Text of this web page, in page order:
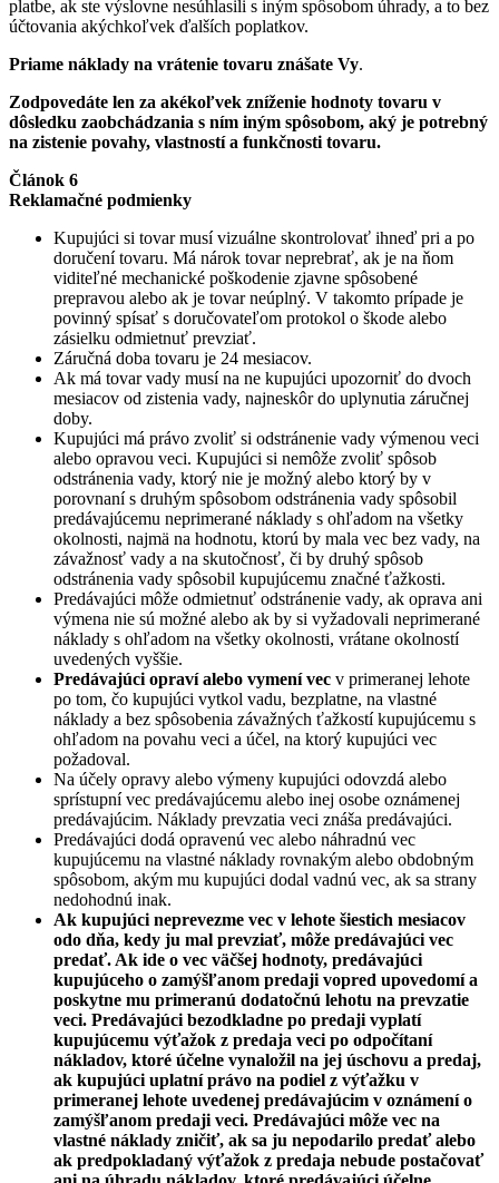
platbe, ak ste výslovne nesúhlasili s iným spôsobom úhrady, a to bez
účtovania akýchkoľvek ďalších poplatkov.
Priame náklady na vrátenie tovaru znášate Vy.
Zodpovedáte len za akékoľvek zníženie hodnoty tovaru v
dôsledku zaobchádzania s ním iným spôsobom, aký je potrebný
na zistenie povahy, vlastností a funkčnosti tovaru.
Článok 6
Reklamačné podmienky
Kupujúci si tovar musí vizuálne skontrolovať ihneď pri a po
doručení tovaru. Má nárok tovar neprebrať, ak je na ňom
viditeľné mechanické poškodenie zjavne spôsobené
prepravou alebo ak je tovar neúplný. V takomto prípade je
povinný spísať s doručovateľom protokol o škode alebo
zásielku odmietnuť prevziať.
Záručná doba tovaru je 24 mesiacov.
Ak má tovar vady musí na ne kupujúci upozorniť do dvoch
mesiacov od zistenia vady, najneskôr do uplynutia záručnej
doby.
Kupujúci má právo zvoliť si odstránenie vady výmenou veci
alebo opravou veci. Kupujúci si nemôže zvoliť spôsob
odstránenia vady, ktorý nie je možný alebo ktorý by v
porovnaní s druhým spôsobom odstránenia vady spôsobil
predávajúcemu neprimerané náklady s ohľadom na všetky
okolnosti, najmä na hodnotu, ktorú by mala vec bez vady, na
závažnosť vady a na skutočnosť, či by druhý spôsob
odstránenia vady spôsobil kupujúcemu značné ťažkosti.
Predávajúci môže odmietnuť odstránenie vady, ak oprava ani
výmena nie sú možné alebo ak by si vyžadovali neprimerané
náklady s ohľadom na všetky okolnosti, vrátane okolností
uvedených vyššie.
Predávajúci opraví alebo vymení vec v primeranej lehote
po tom, čo kupujúci vytkol vadu, bezplatne, na vlastné
náklady a bez spôsobenia závažných ťažkostí kupujúcemu s
ohľadom na povahu veci a účel, na ktorý kupujúci vec
požadoval.
Na účely opravy alebo výmeny kupujúci odovzdá alebo
sprístupní vec predávajúcemu alebo inej osobe oznámenej
predávajúcim. Náklady prevzatia veci znáša predávajúci.
Predávajúci dodá opravenú vec alebo náhradnú vec
kupujúcemu na vlastné náklady rovnakým alebo obdobným
spôsobom, akým mu kupujúci dodal vadnú vec, ak sa strany
nedohodnú inak.
Ak kupujúci neprevezme vec v lehote šiestich mesiacov
odo dňa, kedy ju mal prevziať, môže predávajúci vec
predať. Ak ide o vec väčšej hodnoty, predávajúci
kupujúceho o zamýšľanom predaji vopred upovedomí a
poskytne mu primeranú dodatočnú lehotu na prevzatie
veci. Predávajúci bezodkladne po predaji vyplatí
kupujúcemu výťažok z predaja veci po odpočítaní
nákladov, ktoré účelne vynaložil na jej úschovu a predaj,
ak kupujúci uplatní právo na podiel z výťažku v
primeranej lehote uvedenej predávajúcim v oznámení o
zamýšľanom predaji veci. Predávajúci môže vec na
vlastné náklady zničiť, ak sa ju nepodarilo predať alebo
ak predpokladaný výťažok z predaja nebude postačovať